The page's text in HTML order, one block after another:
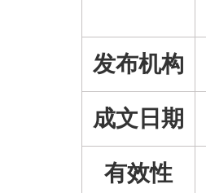
发布机构
成文日期
有效性